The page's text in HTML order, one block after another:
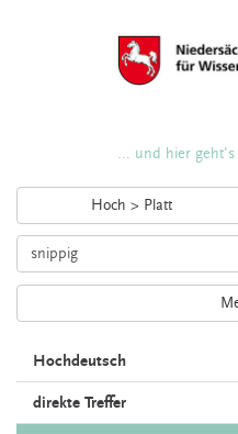
... und hier
Hoch > Platt
Hochdeutsch
direkte Treffer